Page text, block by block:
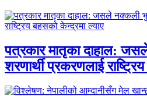
पत्रकार मातृका दाहाल:
शरणार्थी प्रकरणलाई